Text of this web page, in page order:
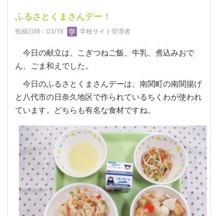
ふるさとくまさんデー！
投稿日時 : 03/19 学校サイト管理者
今日の献立は、こぎつねご飯、牛乳、煮込みおで
ん、ごま和えでした。
今日のふるさとくまさんデーは、南関町の南関揚げ
と八代市の日奈久地区で作られているちくわが使われ
ています。どちらも有名な食材ですね。